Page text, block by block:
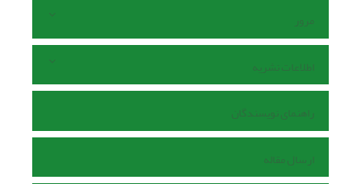
مرور
اطلاعات نشریه
راهنمای نویسندگان
ارسال مقاله